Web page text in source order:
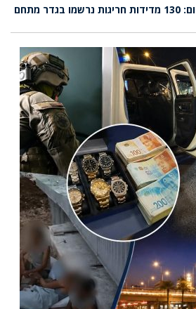
הבנזן שוב מעל הקו האדום: 130 מדידות חריגות נרשמו בגדר מתחם